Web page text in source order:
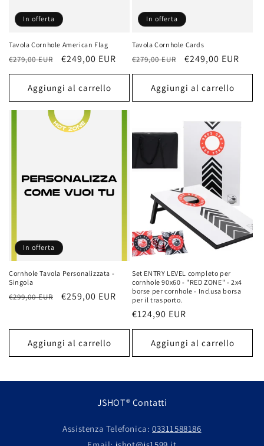
In offerta
Tavola Cornhole American Flag
Prezzo
di
listino
€279,00 EUR
Prezzo
scontato
€249,00 EUR
Aggiungi al carrello
In offerta
Tavola Cornhole Cards
Prezzo
di
listino
€279,00 EUR
Prezzo
scontato
€249,00 EUR
Aggiungi al carrello
In offerta
Cornhole Tavola Personalizzata -
Singola
Prezzo
€299,00 EUR
Prezzo
€259,00 EUR
Aggiungi al carrello
Set ENTRY LEVEL completo per
cornhole 90x60 - "RED ZONE" - 2x4
borse per cornhole - Inclusa borsa
per il trasporto.
Prezzo
di
listino
€124,90 EUR
Aggiungi al carrello
JSHOT® Contatti
Assistenza Telefonica:03311588186